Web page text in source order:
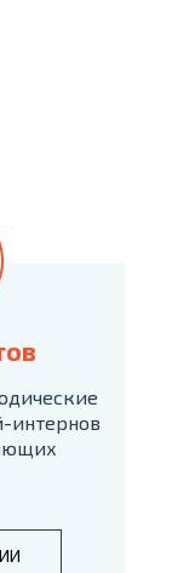
интернов